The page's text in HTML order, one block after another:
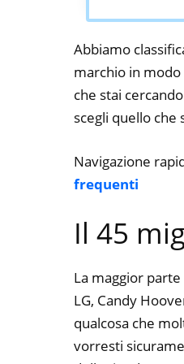
Abbiamo
marchio in
che stai
scegli quello che
Navigazione
frequenti
Il 45
La maggior
LG, Candy
qualcosa che
vorresti